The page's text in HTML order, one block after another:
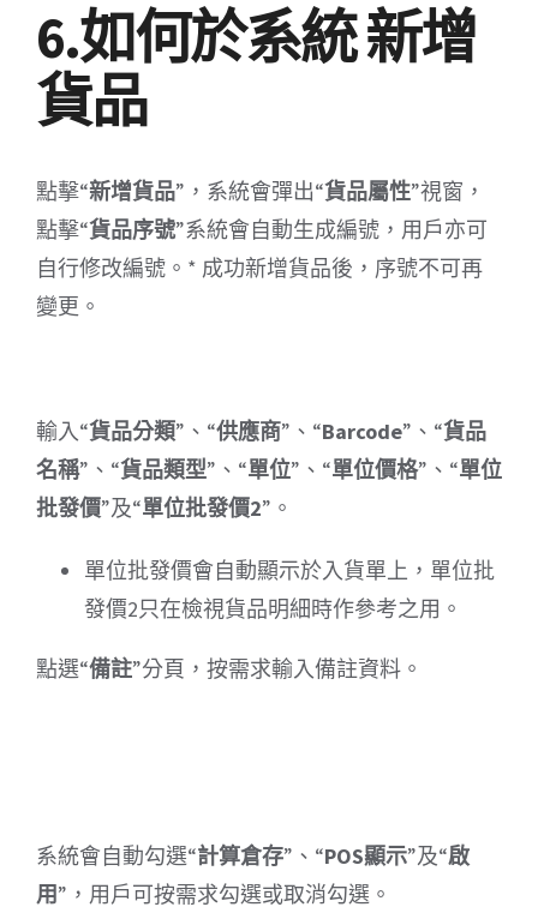
6.如何於系統 新增
貨品
點擊“新增貨品”，系統會彈出“貨品屬性”視窗，
點擊“貨品序號”系統會自動生成編號，用戶亦可
自行修改編號。* 成功新增貨品後，序號不可再
變更。
輸入“貨品分類”、“供應商”、“Barcode”、“貨品
名稱”、“貨品類型”、“單位”、“單位價格”、“單位
批發價”及“單位批發價2”。
單位批發價會自動顯示於入貨單上，單位批
發價2只在檢視貨品明細時作參考之用。
點選“備註”分頁，按需求輸入備註資料。
系統會自動勾選“計算倉存”、“POS顯示”及“啟
用”，用戶可按需求勾選或取消勾選。